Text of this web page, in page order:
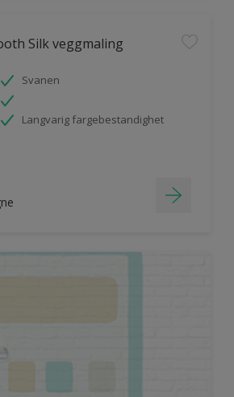
Silk veggmaling
Svanen
Langvarig fargebestandighet